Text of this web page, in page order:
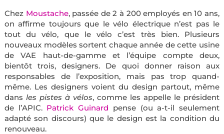
Chez Moustache, passée de 2 à 200 employés en 10 ans,
on affirme toujours que le vélo électrique n’est pas le
tout du vélo, que le vélo c’est très bien. Plusieurs
nouveaux modèles sortent chaque année de cette usine
de VAE haut-de-gamme et l’équipe compte deux,
bientôt trois, designers. De quoi donner raison aux
responsables de l’exposition, mais pas trop quand-
même. Les designers voient du design partout, même
dans les pistes à vélos, comme les appelle le président
de l’APIC. Patrick Guinard pense (ou a-t-il seulement
adapté son discours) que le design est la condition du
renouveau.